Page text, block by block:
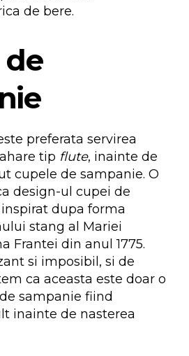
de bere.
de
preferata servirea
tip flute, inainte de
cupele de sampanie. O
design-ul cupei de
dupa forma
stang al Mariei
Frantei din anul 1775.
si imposibil, si de
ca aceasta este doar o
sampanie fiind
inainte de nasterea